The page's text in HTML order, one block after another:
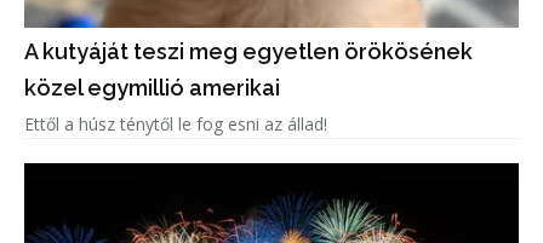
A kutyáját teszi meg egyetlen örökösének
közel egymillió amerikai
Ettől a húsz ténytől le fog esni az állad!